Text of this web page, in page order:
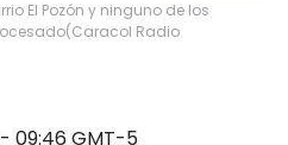
El Pozón y ninguno de los
(Caracol Radio
09:46 GMT-5